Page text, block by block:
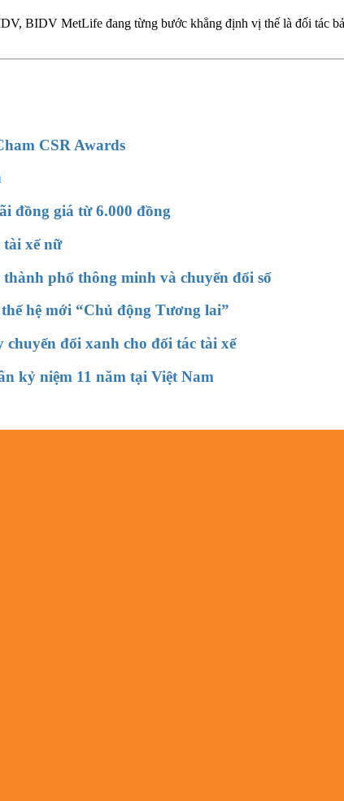
BIDV MetLife đang từng bước khẳng định vị thế là đối tác
CSR Awards
đồng giá từ 6.000 đồng
tài xế nữ
phố thông minh và chuyển đổi số
hệ mới “Chủ động Tương lai”
đổi xanh cho đối tác tài xế
kỷ niệm 11 năm tại Việt Nam